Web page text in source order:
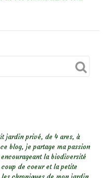
jardin privé, de 4 ares, à
blog, je partage ma passion
la biodiversité
de coeur et la petite